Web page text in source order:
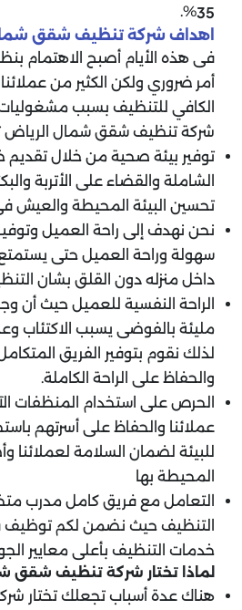
35
%.
اهداف شركة تنظيف شقق
فى هذه الأيام أصبح الاهتمام
أمر ضروري ولكن الكثير من
الكافي للتنظيف بسبب مشغوليات
شركة تنظيف شقق شمال الرياض
توفير بيئة صحية من خلال تقديم
الشاملة والقضاء على الأتربة
تحسين البيئة المحيطة والعيش
نحن نهدف إلى راحة العميل
سهولة وراحة العميل حتى
داخل منزله دون القلق بشان
الراحة النفسية للعميل حيث أن
مليئة بالفوضى يسبب الاكتئاب
لذلك نقوم بتوفير الفريق
والحفاظ على الراحة الكاملة.
الحرص على استخدام المنظفات
عملائنا والحفاظ على أسرتهم
للبيئة لضمان السلامة لعملائنا
المحيطة بها
التعامل مع فريق كامل مدرب
التنظيف حيث نضمن لكم توظيف
خدمات التنظيف بأعلى معايير
لماذا تختار شركة تنظيف شقق
هناك عدة أسباب تجعلك تختار